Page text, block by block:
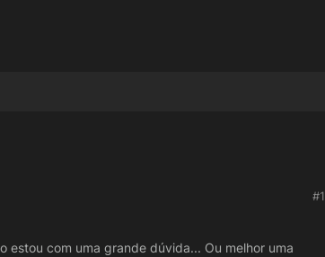
#1
estou com uma grande dúvida... Ou melhor uma